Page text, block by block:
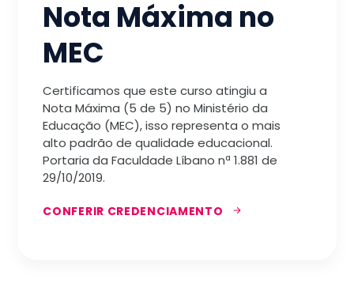
Nota Máxima no
MEC
Certificamos que este curso atingiu a
Nota Máxima (5 de 5) no Ministério da
Educação (MEC), isso representa o mais
alto padrão de qualidade educacional.
Portaria da Faculdade Líbano nª 1.881 de
29/10/2019.
CONFERIR CREDENCIAMENTO